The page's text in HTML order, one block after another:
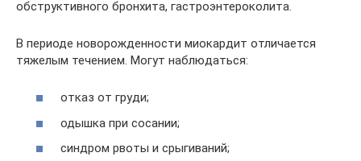
обструктивного бронхита, гастроэнтероколита.
В периоде новорожденности миокардит отличается
тяжелым течением. Могут наблюдаться:
отказ от груди;
одышка при сосании;
синдром рвоты и срыгиваний;